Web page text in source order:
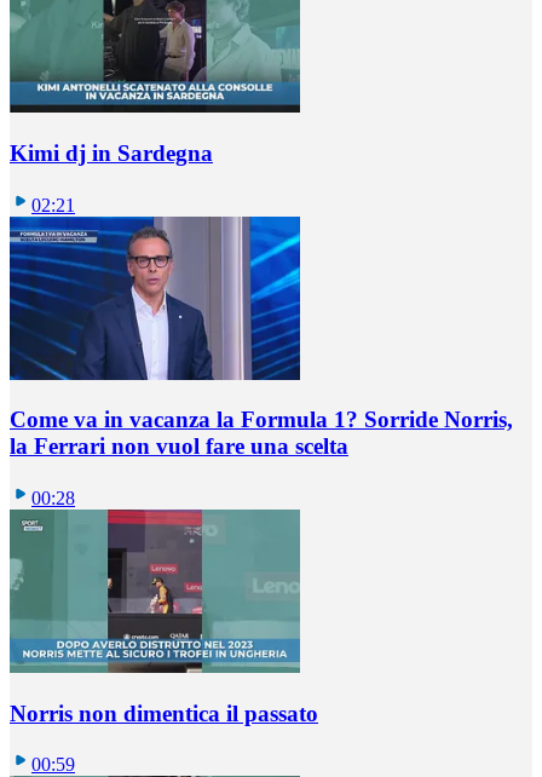
Kimi dj in Sardegna
02:21
Come va in vacanza la Formula 1? Sorride Norris,
la Ferrari non vuol fare una scelta
00:28
Norris non dimentica il passato
00:59